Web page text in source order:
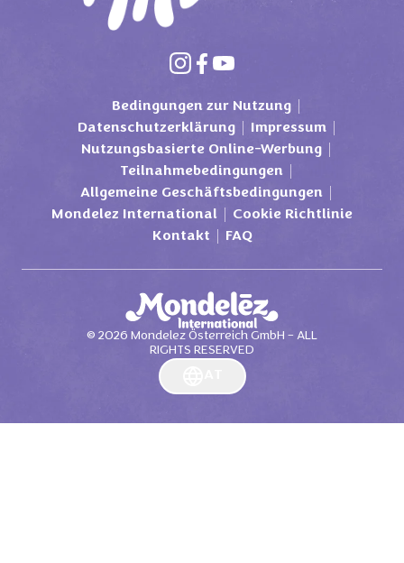
Bedingungen zur Nutzung
Datenschutzerklärung
Impressum
Nutzungsbasierte Online-Werbung
Teilnahmebedingungen
Allgemeine Geschäftsbedingungen
Mondelez International
Cookie Richtlinie
Kontakt
FAQ
© 2026 Mondelez Österreich GmbH – ALL
RIGHTS RESERVED